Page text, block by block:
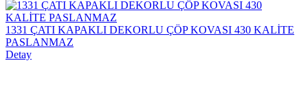
1331 ÇATI KAPAKLI DEKORLU ÇÖP KOVASI 430 KALİTE
PASLANMAZ
Detay